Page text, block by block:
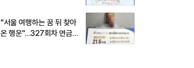
"서울 여행하는 꿈 뒤 찾아
온 행운"…327회차 연금